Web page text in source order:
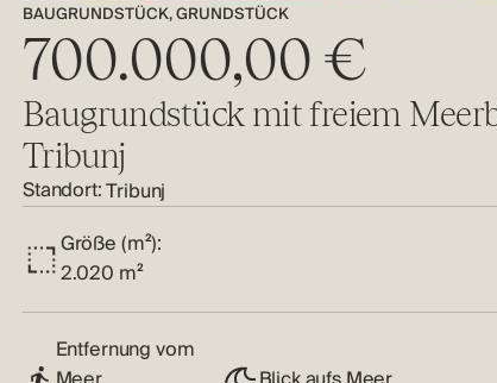
BAUGRUNDSTÜCK, GRUNDSTÜCK
700.000,00 €
Baugrundstück mit freiem
Tribunj
Standort:Tribunj
Größe (m²):
2.020 m²
Entfernung vom